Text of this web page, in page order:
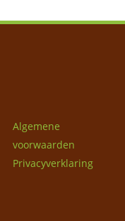
Algemene
voorwaarden
Privacyverklaring